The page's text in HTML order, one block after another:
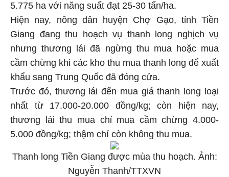
5.775 ha với năng suất đạt 25-30 tấn/ha.
Hiện nay, nông dân huyện Chợ Gạo, tỉnh Tiền
Giang đang thu hoạch vụ thanh long nghịch vụ
nhưng thương lái đã ngừng thu mua hoặc mua
cầm chừng khi các kho thu mua thanh long để xuất
khẩu sang Trung Quốc đã đóng cửa.
Trước đó, thương lái đến mua giá thanh long loại
nhất từ 17.000-20.000 đồng/kg; còn hiện nay,
thương lái thu mua chỉ mua cầm chừng 4.000-
5.000 đồng/kg; thậm chí còn không thu mua.
Thanh long Tiền Giang được mùa thu hoạch. Ảnh:
Nguyễn Thanh/TTXVN